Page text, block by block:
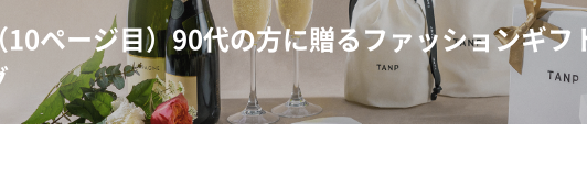
10ページ目）90代の方に贈るファッションギフ